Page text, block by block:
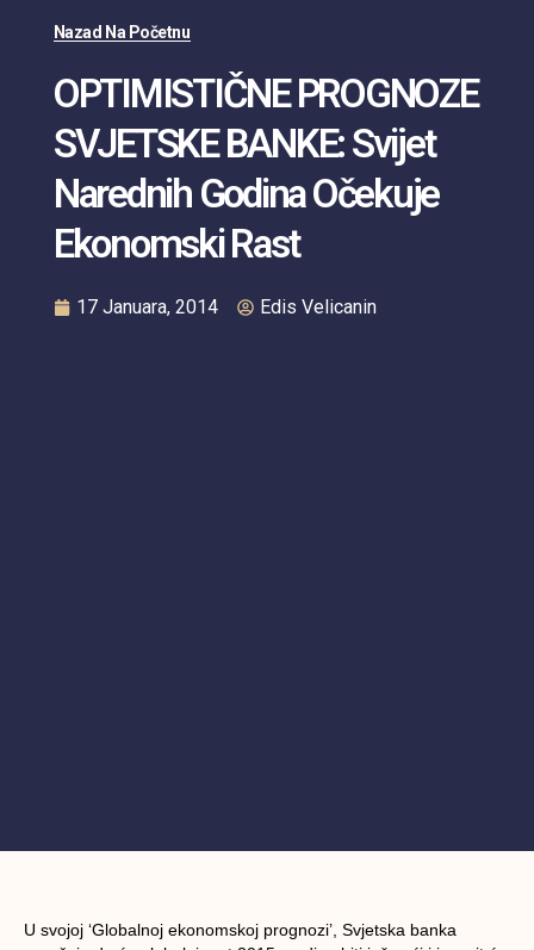
Nazad Na Početnu
OPTIMISTIČNE PROGNOZE
SVJETSKE BANKE: Svijet
Narednih Godina Očekuje
Ekonomski Rast
17 Januara, 2014 Edis Velicanin
U svojoj ‘Globalnoj ekonomskoj prognozi’, Svjetska banka